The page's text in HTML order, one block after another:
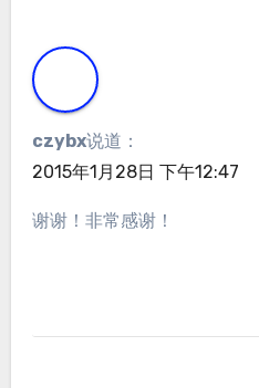
czybx说道：
2015年1月28日 下午12:47
谢谢！非常感谢！